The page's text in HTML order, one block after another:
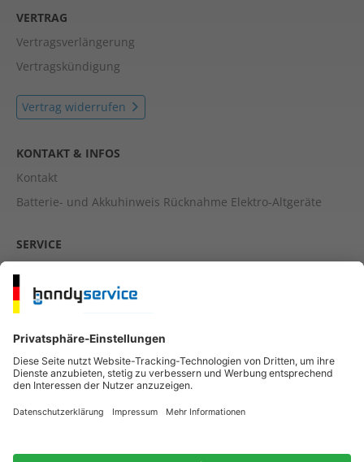
VERTRAG
Vertragsverlängerung
Vertragskündigung
Vertrag widerrufen
KONTAKT & INFOS
Kontakt
Batterie- und Akkuhinweis Rücknahme Elektro-Altgeräte
SERVICE
Barrierefreiheit
RECHTLICHES
Impressum
Datenschutz
AGB